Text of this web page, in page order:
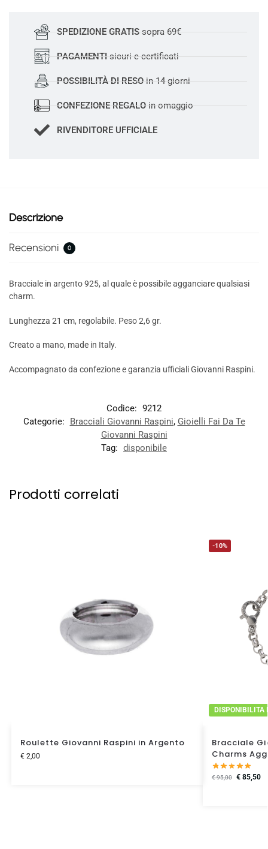
SPEDIZIONE GRATISsopra 69€
PAGAMENTI sicuri e certificati
POSSIBILITÀ DI RESO in 14 giorni
CONFEZIONE REGALOin omaggio
RIVENDITORE UFFICIALE
Descrizione
Recensioni 0
Bracciale in argento 925, al quale è possibile agganciare qualsiasi
charm.
Lunghezza 21 cm, regolabile. Peso 2,6 gr.
Creato a mano, made in Italy.
Accompagnato da confezione e garanzia ufficiali Giovanni Raspini.
Codice: 9212
Categorie:
Bracciali Giovanni Raspini, Gioielli Fai Da Te
Giovanni Raspini
Tag: disponibile
Prodotti correlati
Roulette Giovanni Raspini in Argento
€2,00
-10%
DISPONIBILITA
Bracciale
Charms
€95,00 €85,50